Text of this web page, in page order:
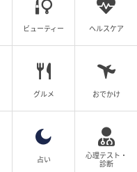
ビューティー ヘルスケア
グルメ おでかけ
占い
心理テスト・
診断